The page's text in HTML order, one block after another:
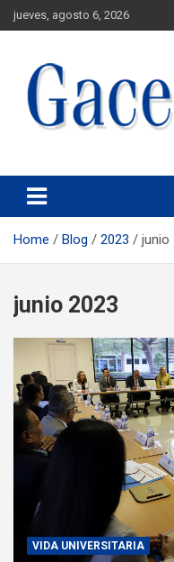
jueves, agosto 6, 2026
Gaceta UACJ
Home Blog 2023 junio
junio 2023
VIDA UNIVERSITARIA